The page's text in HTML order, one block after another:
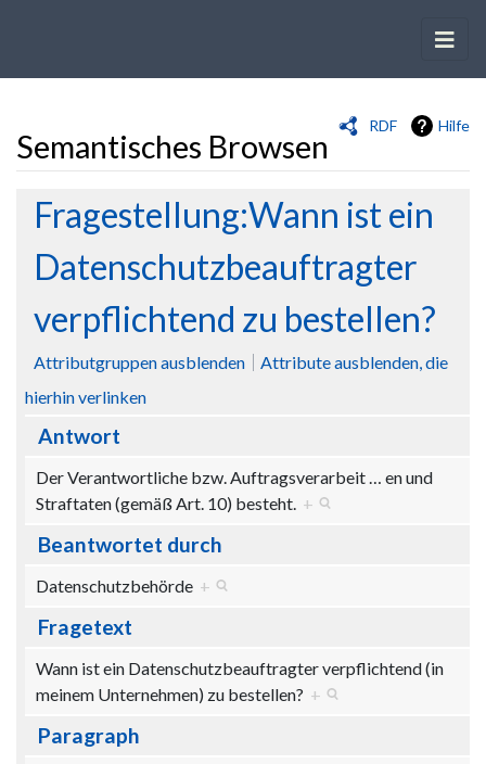
RDF Hilfe
Semantisches Browsen
Wechseln zu: Navigation
Fragestellung:Wann ist ein
Datenschutzbeauftragter
verpflichtend zu bestellen?
Attributgruppen ausblenden
Attribute ausblenden, die
hierhin verlinken
Antwort
Der Verantwortliche bzw. Auftragsverarbeit… en und
Straftaten (gemäß Art. 10) besteht. +
Beantwortet durch
Datenschutzbehörde +
Fragetext
Wann ist ein Datenschutzbeauftragter verpflichtend (in
meinem Unternehmen) zu bestellen? +
Paragraph